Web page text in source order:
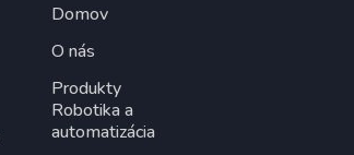
Domov
O nás
Produkty
Robotika a
automatizácia